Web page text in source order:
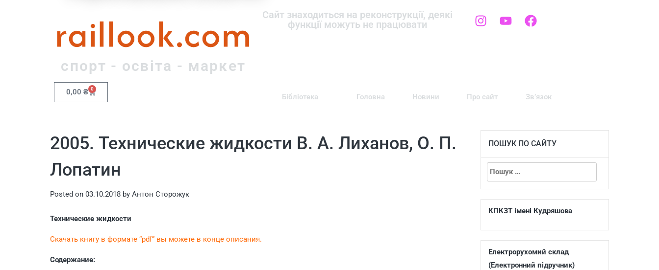
raillook.com
спорт - освіта - маркет
Сайт знаходиться на реконструкції, деякі
функції можуть не працювати
0,00 ₴ 0
Бібліотека Головна Новини Про сайт Зв’язок
2005. Технические жидкости В. А. Лиханов, О. П.
Лопатин
Posted on 03.10.2018 by Антон Сторожук
Технические жидкости
Скачать книгу в формате “pdf” вы можете в конце описания.
Содержание:
ПОШУК ПО САЙТУ
КПКЗТ імені Кудряшова
Електрорухомий склад
(Електронний підручник)